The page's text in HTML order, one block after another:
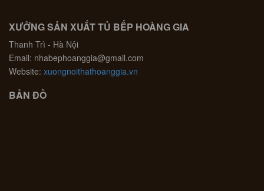
XƯỞNG SẢN XUẤT TỦ BẾP HOÀNG GIA
Thanh Trì - Hà Nội
Email: nhabephoanggia@gmail.com
Website: xuongnoithathoanggia.vn
BẢN ĐỒ